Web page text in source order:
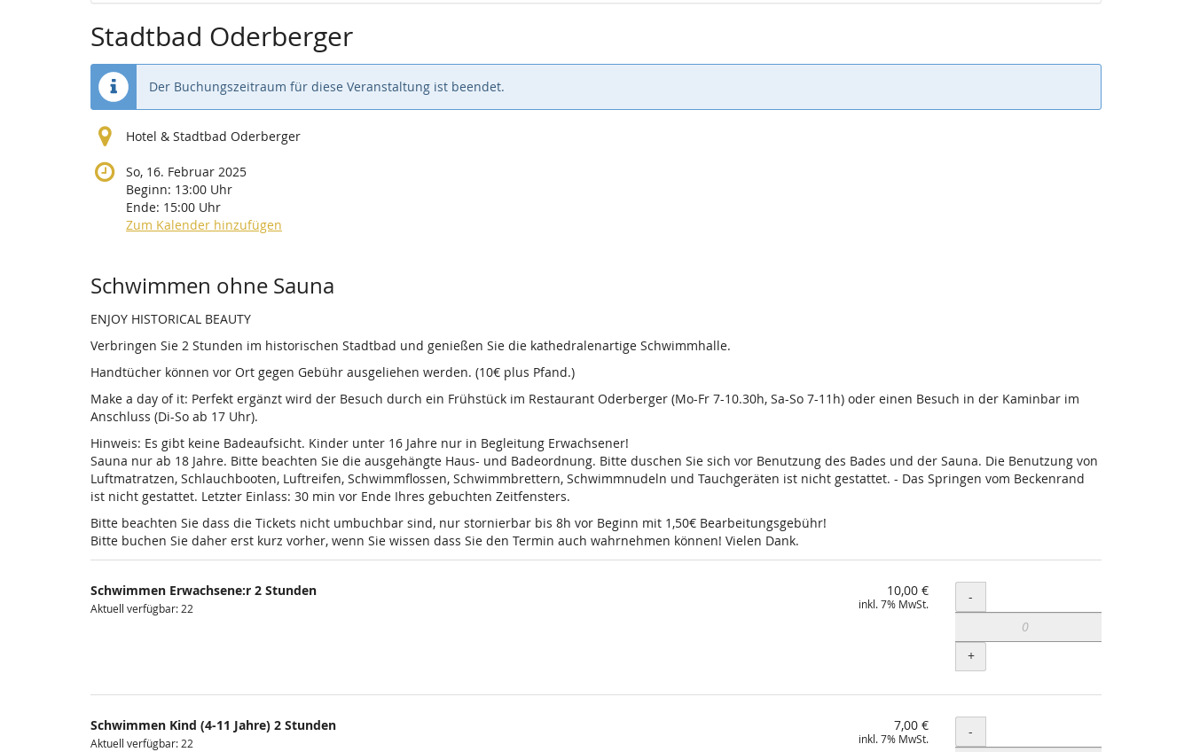
Stadtbad Oderberger
Der Buchungszeitraum für diese Veranstaltung ist beendet.
Hotel & Stadtbad Oderberger
So, 16. Februar 2025
Beginn: 13:00 Uhr
Ende: 15:00 Uhr
Zum Kalender hinzufügen
Produkte
Schwimmen ohne Sauna
ENJOY HISTORICAL BEAUTY
Verbringen Sie 2 Stunden im historischen Stadtbad und genießen Sie die kathedralenartige Schwimmhalle.
Handtücher können vor Ort gegen Gebühr ausgeliehen werden. (10€ plus Pfand.)
Make a day of it: Perfekt ergänzt wird der Besuch durch ein Frühstück im Restaurant Oderberger (Mo-Fr 7-10.30h, Sa-So 7-11h) oder einen Besuch in der Kaminbar im
Anschluss (Di-So ab 17 Uhr).
Hinweis: Es gibt keine Badeaufsicht. Kinder unter 16 Jahre nur in Begleitung Erwachsener!
Sauna nur ab 18 Jahre. Bitte beachten Sie die ausgehängte Haus- und Badeordnung. Bitte duschen Sie sich vor Benutzung des Bades und der Sauna. Die Benutzung von
Luftmatratzen, Schlauchbooten, Luftreifen, Schwimmflossen, Schwimmbrettern, Schwimmnudeln und Tauchgeräten ist nicht gestattet. - Das Springen vom Beckenrand
ist nicht gestattet. Letzter Einlass: 30 min vor Ende Ihres gebuchten Zeitfensters.
Bitte beachten Sie dass die Tickets nicht umbuchbar sind, nur stornierbar bis 8h vor Beginn mit 1,50€ Bearbeitungsgebühr!
Bitte buchen Sie daher erst kurz vorher, wenn Sie wissen dass Sie den Termin auch wahrnehmen können! Vielen Dank.
Schwimmen Erwachsene:r 2 Stunden
Aktuell verfügbar: 22
10,00 €
inkl. 7% MwSt. Menge
-
+
Schwimmen Kind (4-11 Jahre) 2 Stunden
Aktuell verfügbar: 22
7,00 €
inkl. 7% MwSt. Menge
-